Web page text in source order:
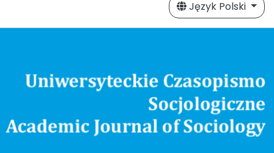
Język Polski